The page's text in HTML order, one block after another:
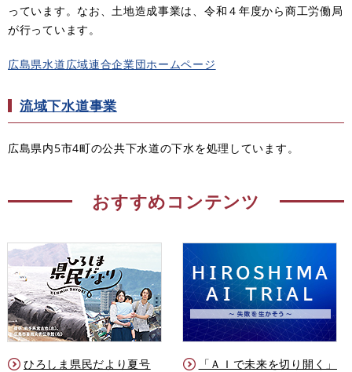
っています。なお、土地造成事業は、令和４年度から商工労働局
が行っています。
広島県水道広域連合企業団ホームページ
流域下水道事業
広島県内5市4町の公共下水道の下水を処理しています。
おすすめコンテンツ
ひろしま県民だより夏号
「ＡＩで未来を切り開く」